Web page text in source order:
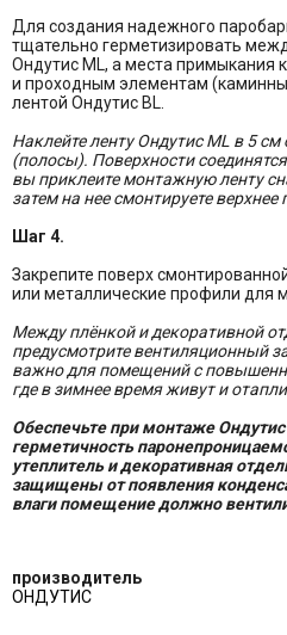
Для создания надежного
тщательно герметизировать
Ондутис ML, а места примыкания
и проходным элементам
лентой Ондутис BL.
Наклейте ленту Ондутис ML в 5
(полосы). Поверхности
вы приклеите монтажную ленту
затем на нее смонтируете верхнее
Шаг 4.
Закрепите поверх
или металлические профили для
Между плёнкой и декоративной
предусмотрите вентиляционный
важно для помещений с
где в зимнее время живут и
Обеспечьте при монтаже
герметичность
утеплитель и декоративная
защищены от появления
влаги помещение должно
производитель
ОНДУТИС